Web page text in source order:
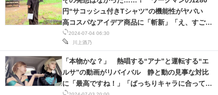
2024-07-04 06:30
川上酒乃
円“サコッシュ付きTシャツ”の機能性がヤバい
高コスパなアイデア商品に「斬新」「え、すご
い」
「本物かな？」 熱唱する“アナ”と運転する“エ
ルサ”の動画がリバイバル 静と動の見事な対比
に「最高ですね！」「ばっちりキャラに合って